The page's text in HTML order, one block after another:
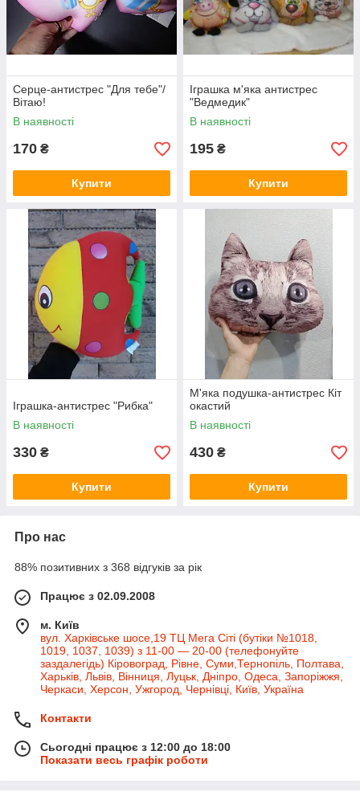
Серце-антистрес "Для тебе"/
Вітаю!
В наявності
170 ₴
Купити
Іграшка м'яка антистрес
"Ведмедик"
В наявності
195 ₴
Купити
Іграшка-антистрес "Рибка"
В наявності
330 ₴
Купити
М'яка подушка-антистрес Кіт
окастий
В наявності
430 ₴
Купити
Про нас
88% позитивних з 368 відгуків за рік
Працює з 02.09.2008
м. Київ
вул. Харківське шосе,19 ТЦ Мега Сіті (бутіки №1018,
1019, 1037, 1039) з 11-00 — 20-00 (телефонуйте
заздалегідь) Кіровоград, Рівне, Суми,Тернопіль, Полтава,
Харьків, Львів, Вінниця, Луцьк, Дніпро, Одеса, Запоріжжя,
Черкаси, Херсон, Ужгород, Чернівці, Київ, Україна
Контакти
Сьогодні працює з 12:00 до 18:00
Показати весь графік роботи